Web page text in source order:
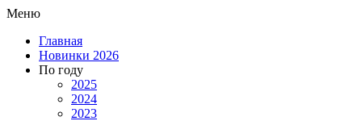
Меню
Главная
Новинки 2026
По году
2025
2024
2023